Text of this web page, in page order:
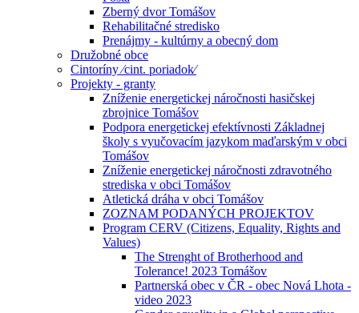
Zberný dvor Tomášov
Rehabilitačné stredisko
Prenájmy - kultúrny a obecný dom
Družobné obce
Cintoríny ⁄cint. poriadok⁄
Projekty - granty
Zníženie energetickej náročnosti hasičskej
zbrojnice Tomášov
Podpora energetickej efektívnosti Základnej
školy s vyučovacím jazykom maďarským v obci
Tomášov
Zníženie energetickej náročnosti zdravotného
strediska v obci Tomášov
Atletická dráha v obci Tomášov
ZOZNAM PODANÝCH PROJEKTOV
Program CERV (Citizens, Equality, Rights and
Values)
The Strenght of Brotherhood and
Tolerance! 2023 Tomášov
Partnerská obec v ČR - obec Nová Lhota -
video 2023